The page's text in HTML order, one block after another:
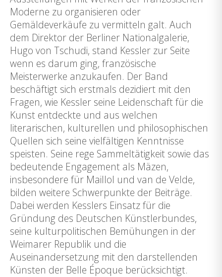
Moderne zu organisieren oder
Gemäldeverkäufe zu vermitteln galt. Auch
dem Direktor der Berliner Nationalgalerie,
Hugo von Tschudi, stand Kessler zur Seite
wenn es darum ging, französische
Meisterwerke anzukaufen. Der Band
beschäftigt sich erstmals dezidiert mit den
Fragen, wie Kessler seine Leidenschaft für die
Kunst entdeckte und aus welchen
literarischen, kulturellen und philosophischen
Quellen sich seine vielfältigen Kenntnisse
speisten. Seine rege Sammeltätigkeit sowie das
bedeutende Engagement als Mäzen,
insbesondere für Maillol und van de Velde,
bilden weitere Schwerpunkte der Beiträge.
Dabei werden Kesslers Einsatz für die
Gründung des Deutschen Künstlerbundes,
seine kulturpolitischen Bemühungen in der
Weimarer Republik und die
Auseinandersetzung mit den darstellenden
Künsten der Belle Époque berücksichtigt.